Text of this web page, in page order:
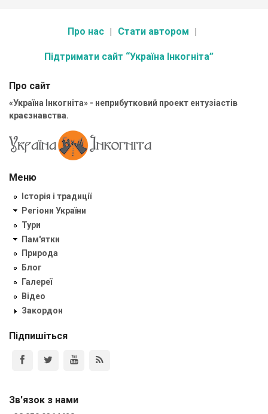
Про нас Стати автором
Підтримати сайт “Україна Інкогніта”
Про сайт
«Україна Інкогніта» - неприбутковий проект ентузіастів
краєзнавства.
Меню
Історія і традиції
Регіони України
Тури
Пам'ятки
Природа
Блог
Галереї
Відео
Закордон
Підпишіться
Зв'язок з нами